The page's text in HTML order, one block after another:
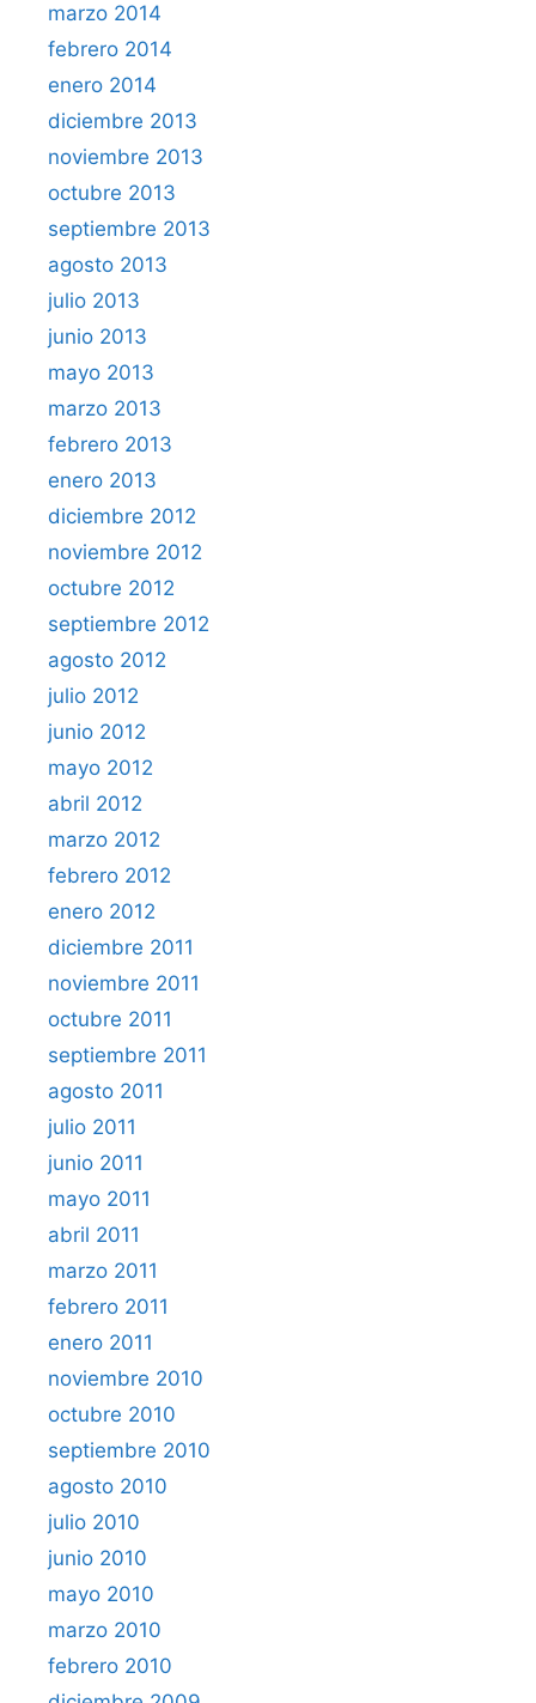
marzo 2014
febrero 2014
enero 2014
diciembre 2013
noviembre 2013
octubre 2013
septiembre 2013
agosto 2013
julio 2013
junio 2013
mayo 2013
marzo 2013
febrero 2013
enero 2013
diciembre 2012
noviembre 2012
octubre 2012
septiembre 2012
agosto 2012
julio 2012
junio 2012
mayo 2012
abril 2012
marzo 2012
febrero 2012
enero 2012
diciembre 2011
noviembre 2011
octubre 2011
septiembre 2011
agosto 2011
julio 2011
junio 2011
mayo 2011
abril 2011
marzo 2011
febrero 2011
enero 2011
noviembre 2010
octubre 2010
septiembre 2010
agosto 2010
julio 2010
junio 2010
mayo 2010
marzo 2010
febrero 2010